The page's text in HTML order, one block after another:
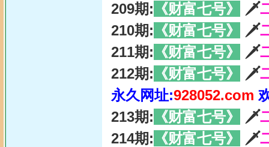
209期: 《财富七号》 🗡
210期: 《财富七号》 🗡
211期: 《财富七号》 🗡
212期: 《财富七号》 🗡
永久网址:928052.com
213期: 《财富七号》 🗡
214期: 《财富七号》 🗡